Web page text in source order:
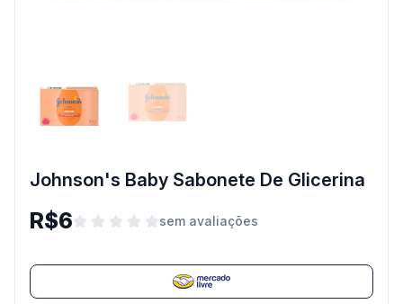
Johnson's Baby Sabonete De Glicerina
R$6 sem avaliações